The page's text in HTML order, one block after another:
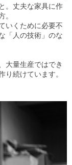
。丈夫な家具に作
。
いくために必要不
「人の技術」のな
大量生産ではでき
り続けています。